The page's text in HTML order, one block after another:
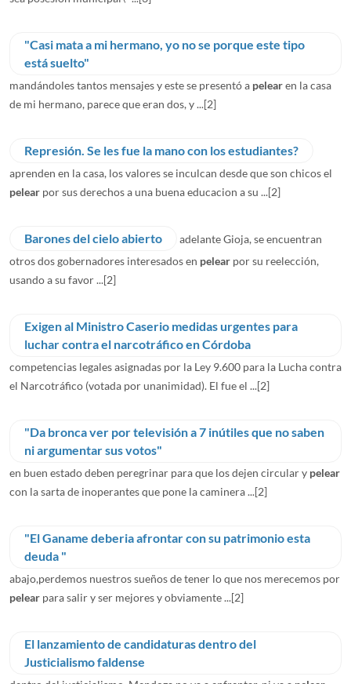
"Casi mata a mi hermano, yo no se porque este tipo
está suelto"
mandándoles tantos mensajes y este se presentó a pelearen la casa
de mi hermano, parece que eran dos, y ...[2]
Represión. Se les fue la mano con los estudiantes?
aprenden en la casa, los valores se inculcan desde que son chicos el
pelear por sus derechos a una buena educacion a su ...[2]
Barones del cielo abierto
adelante Gioja, se encuentran
otros dos gobernadores interesados en pelear por su reelección,
usando a su favor ...[2]
Exigen al Ministro Caserio medidas urgentes para
luchar contra el narcotráfico en Córdoba
competencias legales asignadas por la Ley 9.600 para la Lucha contra
el Narcotráfico (votada por unanimidad). El fue el ...[2]
"Da bronca ver por televisión a 7 inútiles que no saben
ni argumentar sus votos"
en buen estado deben peregrinar para que los dejen circular y pelear
con la sarta de inoperantes que pone la caminera ...[2]
"El Ganame deberia afrontar con su patrimonio esta
deuda "
abajo,perdemos nuestros sueños de tener lo que nos merecemos por
pelear para salir y ser mejores y obviamente ...[2]
El lanzamiento de candidaturas dentro del
Justicialismo faldense